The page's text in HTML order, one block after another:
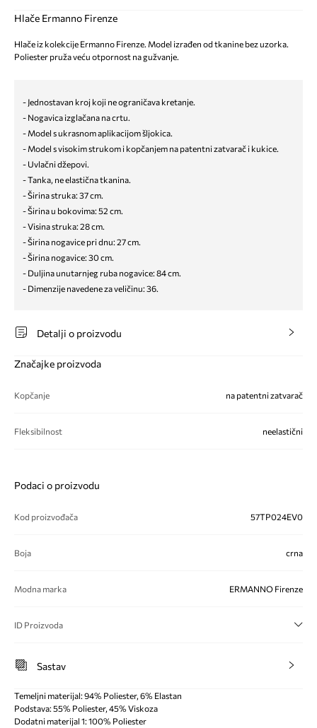
Hlače Ermanno Firenze
Hlače iz kolekcije Ermanno Firenze. Model izrađen od tkanine bez uzorka.
Poliester pruža veću otpornost na gužvanje.
- Jednostavan kroj koji ne ograničava kretanje.
- Nogavica izglačana na crtu.
- Model s ukrasnom aplikacijom šljokica.
- Model s visokim strukom i kopčanjem na patentni zatvarač i kukice.
- Uvlačni džepovi.
- Tanka, ne elastična tkanina.
- Širina struka: 37 cm.
- Širina u bokovima: 52 cm.
- Visina struka: 28 cm.
- Širina nogavice pri dnu: 27 cm.
- Širina nogavice: 30 cm.
- Duljina unutarnjeg ruba nogavice: 84 cm.
- Dimenzije navedene za veličinu: 36.
Detalji o proizvodu
Značajke proizvoda
Kopčanje na patentni zatvarač
Fleksibilnost neelastični
Podaci o proizvodu
Kod proizvođača 57TP024EV0
Boja crna
Modna marka ERMANNO Firenze
ID Proizvoda
Sastav
Temeljni materijal: 94% Poliester, 6% Elastan
Podstava: 55% Poliester, 45% Viskoza
Dodatni materijal 1: 100% Poliester